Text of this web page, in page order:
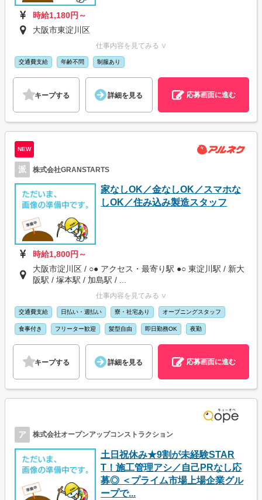
時給1,180円～
大阪市東淀川区
仕事内容を見てみる ∨
交通費支給 年齢不問 制服あり
キープする 詳細を見る 応募画面に進む
NEW
派 株式会社GRANSTARTS
家なしOK／金なしOK／スマホな
しOK／住み込み製造スタッフ
時給1,800円～
大阪市淀川区 / ○● アクセス・最寄り駅 ●○ 東淀川駅 / 新大
阪駅 / 塚本駅 / 加島駅 / ...
仕事内容を見てみる ∨
交通費支給 日払い・週払い 寮・社宅あり オープニングスタッフ
食事付き フリーター歓迎 髪型自由 即日勤務OK 夜勤
キープする 詳細を見る 応募画面に進む
ア 株式会社オープンアップコンストラクション
土日祝休み★9割が未経験STAR
T！施工管理アシ／自己PRなし応
募◎ ＜プライム市場上場企業グル
ープで...